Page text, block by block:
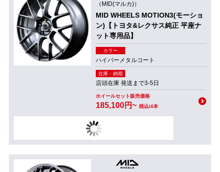
（MID(マルカ)）
MID WHEELS MOTION3(モーショ
ン)【トヨタ&レクサス純正 平座ナ
ット専用品】
カラー
ハイパーメタルコート
在庫・納期
店頭在庫 発送まで3-5日
ホイールセット販売価格
185,100円~ 税込/4本